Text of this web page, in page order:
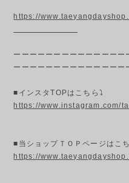
https://
ーーーーーーーーーーーーーー
ーーーーーーーーーーーーーー
■インスタTOPはこちら⤵
https://www.instagram.com/
■当ショップＴＯＰページはこ
https://